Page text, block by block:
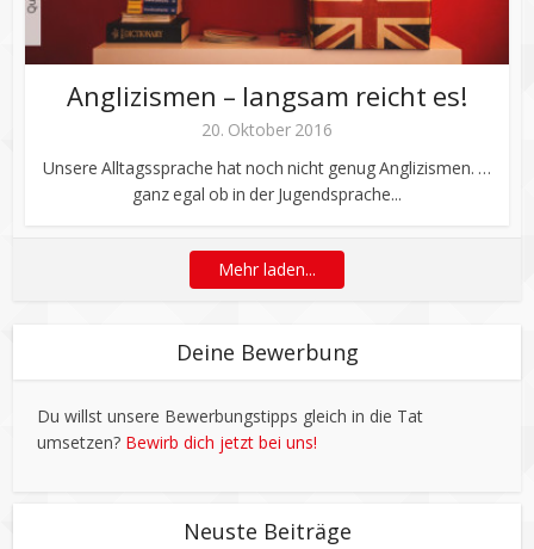
Anglizismen – langsam reicht es!
20. Oktober 2016
Unsere Alltagssprache hat noch nicht genug Anglizismen. …
ganz egal ob in der Jugendsprache...
Mehr laden...
Deine Bewerbung
Du willst unsere Bewerbungstipps gleich in die Tat
umsetzen? Bewirb dich jetzt bei uns!
Neuste Beiträge